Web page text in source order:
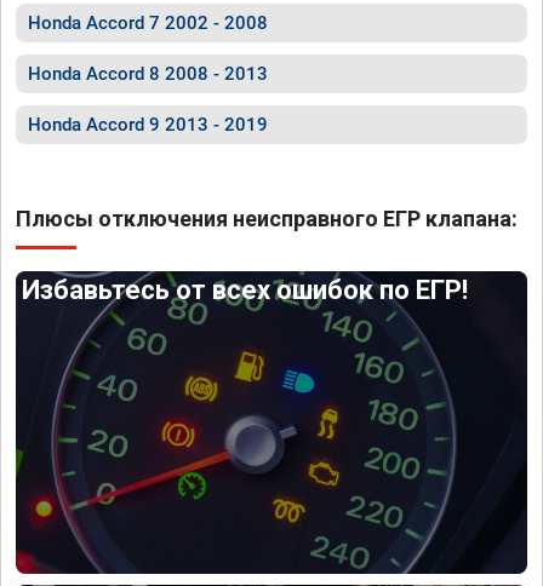
Honda Accord 7 2002 - 2008
Honda Accord 8 2008 - 2013
Honda Accord 9 2013 - 2019
Плюсы отключения неисправного ЕГР клапана:
Избавьтесь от всех ошибок по ЕГР!